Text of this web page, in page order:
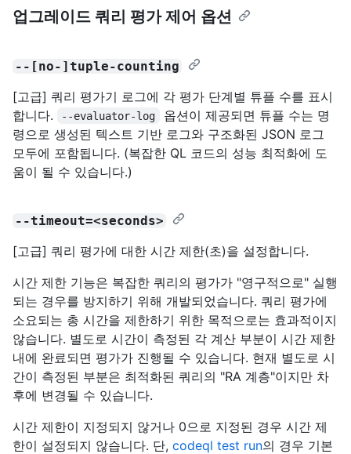
업그레이드 쿼리 평가 제어 옵션
--[no-]tuple-counting
[고급] 쿼리 평가기 로그에 각 평가 단계별 튜플 수를 표시
합니다.
--evaluator-log
옵션이 제공되면 튜플 수는 명
령으로 생성된 텍스트 기반 로그와 구조화된 JSON 로그
모두에 포함됩니다. (복잡한 QL 코드의 성능 최적화에 도
움이 될 수 있습니다.)
--timeout=<seconds>
[고급] 쿼리 평가에 대한 시간 제한(초)을 설정합니다.
시간 제한 기능은 복잡한 쿼리의 평가가 "영구적으로" 실행
되는 경우를 방지하기 위해 개발되었습니다. 쿼리 평가에
소요되는 총 시간을 제한하기 위한 목적으로는 효과적이지
않습니다. 별도로 시간이 측정된 각 계산 부분이 시간 제한
내에 완료되면 평가가 진행될 수 있습니다. 현재 별도로 시
간이 측정된 부분은 최적화된 쿼리의 "RA 계층"이지만 차
후에 변경될 수 있습니다.
시간 제한이 지정되지 않거나 0으로 지정된 경우 시간 제
한이 설정되지 않습니다. 단, codeql test run의 경우 기본